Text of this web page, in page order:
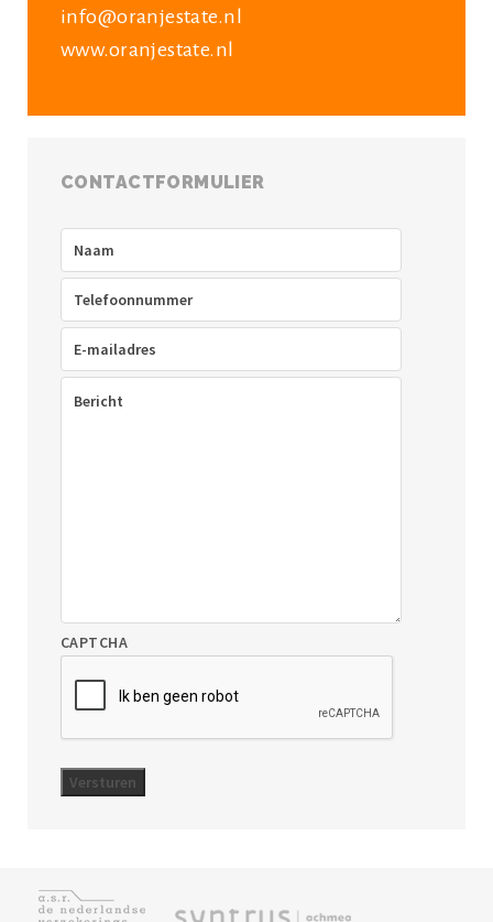
info@oranjestate.nl
www.oranjestate.nl
CONTACTFORMULIER
Telefoon
mailadres(Vereist)
CAPTCHA